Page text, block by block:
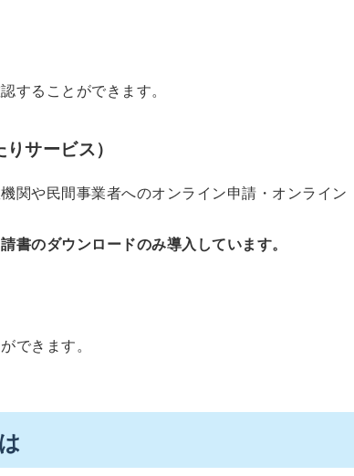
することができます。
サービス）
関や民間事業者へのオンライン申請・オンライン
書のダウンロードのみ導入しています。
できます。